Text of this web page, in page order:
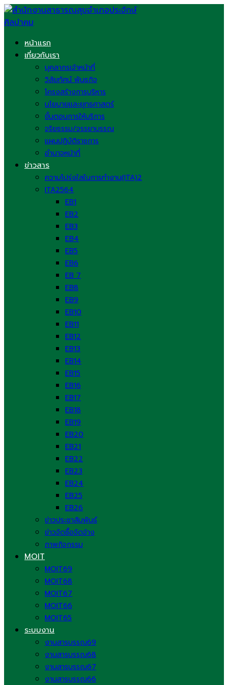
Skip
to
หน้าแรก
เกี่ยวกับเรา
บุคลากรเจ้าหน้าที่
วิสัยทัศน์ พันธกิจ
โครงสร้างการบริหาร
นโยบายและยุทธศาสตร์
ขั้นตอนการให้บริการ
จริยธรรม/จรรยาบรรณ
แผนปฏิบัติราชการ
อำนาจหน้าที่
ข่าวสาร
ความโปร่งใสในการทำงาน(ITA)2
ITA2564
EB1
EB2
EB3
EB4
EB5
EB6
EB 7
EB8
EB9
EB10
EB11
EB12
EB13
EB14
EB15
EB16
EB17
EB18
EB19
EB20
EB21
EB22
EB23
EB24
EB25
EB26
ข่าวประชาสัมพันธ์
ข่าวจัดซื้อจัดจ้าง
ภาพกิจกรรม
MOIT
MOIT69
MOIT68
MOIT67
MOIT66
MOIT65
ระบบงาน
งานสารบรรณ69
งานสารบรรณ68
งานสารบรรณ67
งานสารบรรณ66